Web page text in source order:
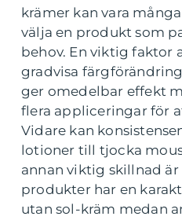
krämer kan vara
välja en produkt som
behov. En viktig faktor
gradvisa
ger omedelbar effekt
flera appliceringar för
Vidare kan
lotioner till tjocka
annan viktig skillnad är
produkter har en
utan sol-kräm medan